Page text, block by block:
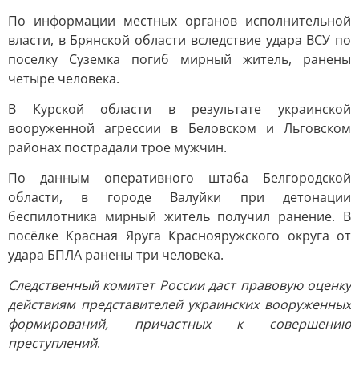
По информации местных органов исполнительной
власти, в Брянской области вследствие удара ВСУ по
поселку Суземка погиб мирный житель, ранены
четыре человека.
В Курской области в результате украинской
вооруженной агрессии в Беловском и Льговском
районах пострадали трое мужчин.
По данным оперативного штаба Белгородской
области, в городе Валуйки при детонации
беспилотника мирный житель получил ранение. В
посёлке Красная Яруга Краснояружского округа от
удара БПЛА ранены три человека.
Следственный комитет России даст правовую оценку
действиям представителей украинских вооруженных
формирований, причастных к совершению
преступлений.